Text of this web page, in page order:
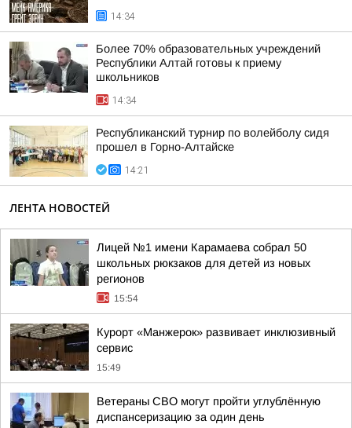
14:34
Более 70% образовательных учреждений
Республики Алтай готовы к приему
школьников
14:34
Республиканский турнир по волейболу сидя
прошел в Горно-Алтайске
14:21
ЛЕНТА НОВОСТЕЙ
Лицей №1 имени Карамаева собрал 50
школьных рюкзаков для детей из новых
регионов
15:54
Курорт «Манжерок» развивает инклюзивный
сервис
15:49
Ветераны СВО могут пройти углублённую
диспансеризацию за один день